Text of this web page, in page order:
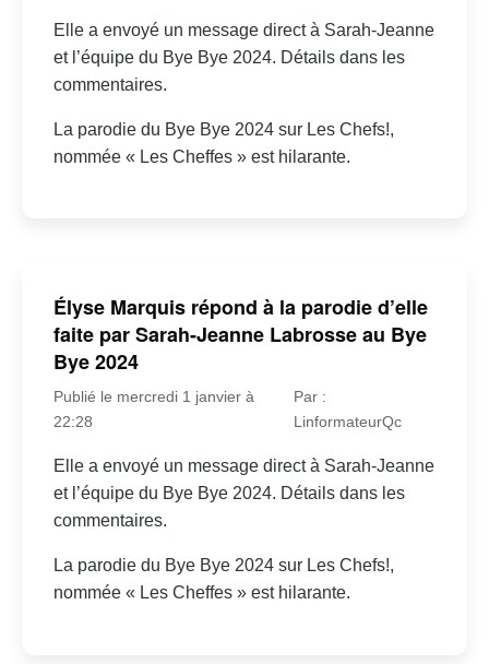
Elle a envoyé un message direct à Sarah-Jeanne
et l’équipe du Bye Bye 2024. Détails dans les
commentaires.
La parodie du Bye Bye 2024 sur Les Chefs!,
nommée « Les Cheffes » est hilarante.
Élyse Marquis répond à la parodie d’elle
faite par Sarah-Jeanne Labrosse au Bye
Bye 2024
Publié le mercredi 1 janvier à
22:28
Par :
LinformateurQc
Elle a envoyé un message direct à Sarah-Jeanne
et l’équipe du Bye Bye 2024. Détails dans les
commentaires.
La parodie du Bye Bye 2024 sur Les Chefs!,
nommée « Les Cheffes » est hilarante.